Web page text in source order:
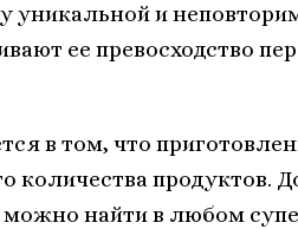
уникальной и
ее превосходство
в том, что
количества продуктов.
найти в любом